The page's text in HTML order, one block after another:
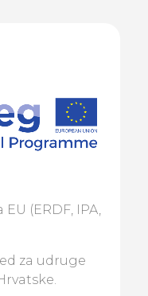
(ERDF, IPA,
za udruge